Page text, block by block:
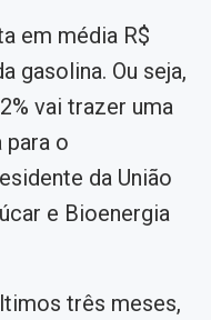
em média R$
gasolina. Ou seja,
vai trazer uma
para o
da União
e Bioenergia
três meses,